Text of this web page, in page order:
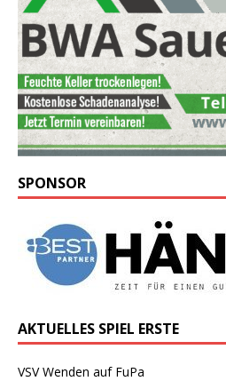
SPONSOR
AKTUELLES SPIEL ERSTE
VSV Wenden auf FuPa